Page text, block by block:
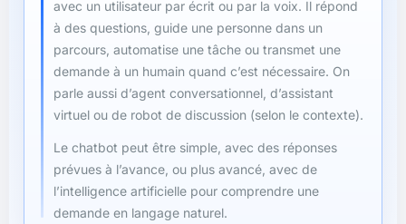
avec un utilisateur par écrit ou par la voix. Il répond
à des questions, guide une personne dans un
parcours, automatise une tâche ou transmet une
demande à un humain quand c’est nécessaire. On
parle aussi d’agent conversationnel, d’assistant
virtuel ou de robot de discussion (selon le contexte).
Le chatbot peut être simple, avec des réponses
prévues à l’avance, ou plus avancé, avec de
l’intelligence artificielle pour comprendre une
demande en langage naturel.